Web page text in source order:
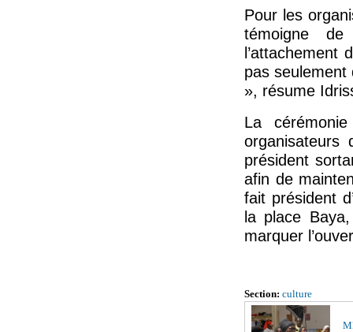
Pour les
témoigne
l’attachement
pas
», résume
La
organisateurs
président
afin de
fait président
la place
marquer
Section: culture